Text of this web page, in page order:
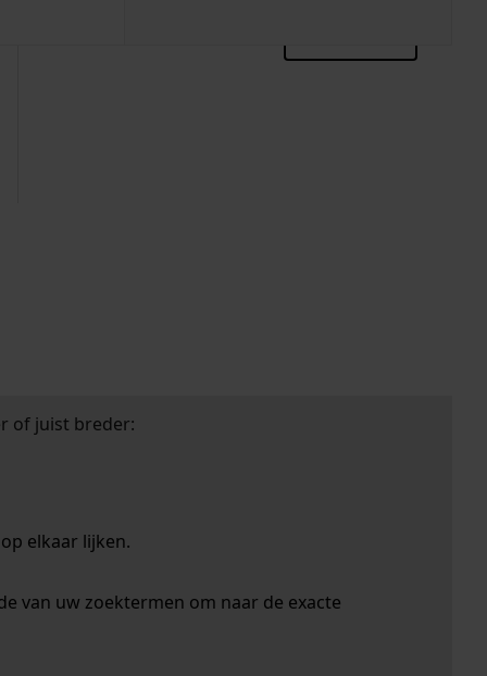
of juist breder:
elkaar lijken.
van uw zoektermen om naar de exacte